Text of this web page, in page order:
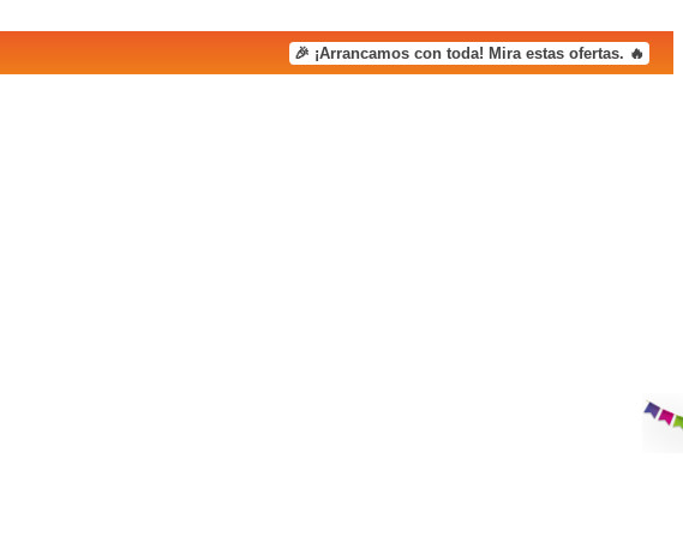
🎉 ¡Arrancamos con toda! Mira estas ofertas. 🔥